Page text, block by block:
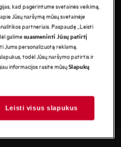
kad pagerintume svetainės veikimą,
Jūsų naršymą mūsų svetainėje
partneriais. Paspaudę „Leisti
galimesuasmeninti Jūsų patirtį
Jums personalizuotą reklamą.
todėl Jūsų naršymo patirtis ir
informacijos rasite mūsųSlapukų
Leisti visus slapukus